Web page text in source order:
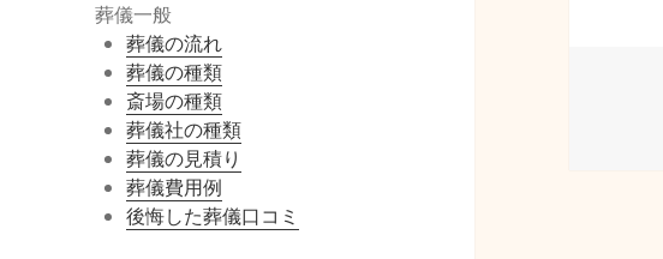
葬儀一般
葬儀の流れ
葬儀の種類
斎場の種類
葬儀社の種類
葬儀の見積り
葬儀費用例
後悔した葬儀口コミ